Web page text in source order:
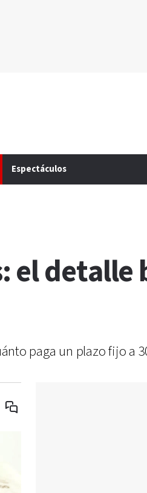
Espectáculos
el detalle
paga un plazo fijo a